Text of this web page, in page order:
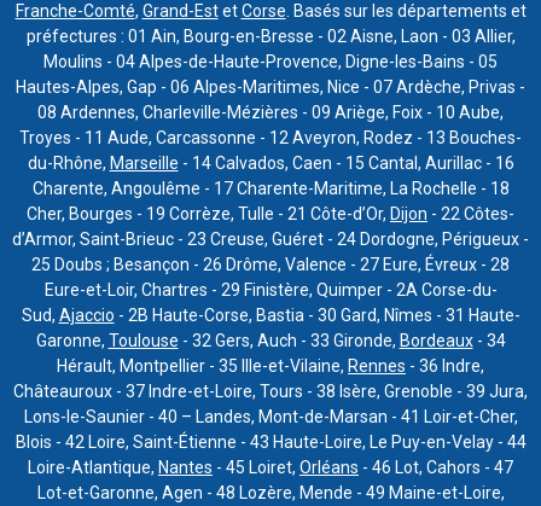
Franche-Comté, Grand-EstetCorse. Basés sur les départements et
préfectures : 01 Ain, Bourg-en-Bresse - 02 Aisne, Laon - 03 Allier,
Moulins - 04 Alpes-de-Haute-Provence, Digne-les-Bains - 05
Hautes-Alpes, Gap - 06 Alpes-Maritimes, Nice - 07 Ardèche, Privas -
08 Ardennes, Charleville-Mézières - 09 Ariège, Foix - 10 Aube,
Troyes - 11 Aude, Carcassonne - 12 Aveyron, Rodez - 13 Bouches-
du-Rhône, Marseille - 14 Calvados, Caen - 15 Cantal, Aurillac - 16
Charente, Angoulême - 17 Charente-Maritime, La Rochelle - 18
Cher, Bourges - 19 Corrèze, Tulle - 21 Côte-d’Or, Dijon - 22 Côtes-
d’Armor, Saint-Brieuc - 23 Creuse, Guéret - 24 Dordogne, Périgueux -
25 Doubs ; Besançon - 26 Drôme, Valence - 27 Eure, Évreux - 28
Eure-et-Loir, Chartres - 29 Finistère, Quimper - 2A Corse-du-
Sud, Ajaccio - 2B Haute-Corse, Bastia - 30 Gard, Nîmes - 31 Haute-
Garonne, Toulouse - 32 Gers, Auch - 33 Gironde, Bordeaux- 34
Hérault, Montpellier - 35 Ille-et-Vilaine, Rennes - 36 Indre,
Châteauroux - 37 Indre-et-Loire, Tours - 38 Isère, Grenoble - 39 Jura,
Lons-le-Saunier - 40 – Landes, Mont-de-Marsan - 41 Loir-et-Cher,
Blois - 42 Loire, Saint-Étienne - 43 Haute-Loire, Le Puy-en-Velay - 44
Loire-Atlantique, Nantes - 45 Loiret, Orléans - 46 Lot, Cahors - 47
Lot-et-Garonne, Agen - 48 Lozère, Mende - 49 Maine-et-Loire,